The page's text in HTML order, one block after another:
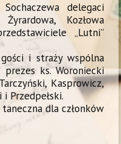
delegaci
Kozłowa
„Lutni”
i straży wspólna
ks. Woroniecki
Kasprowicz,
Przedpełski.
dla członków